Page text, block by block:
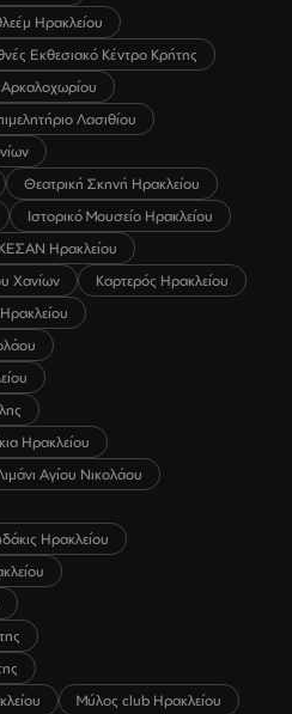
Ηρακλείου
Εκθεσιακό Κέντρο Κρήτης
Λασιθίου
Θεατρική Σκηνή Ηρακλείου
Ιστορικό Μουσείο Ηρακλείου
ΚΕΣΑΝ Ηρακλείου
Χανίων
Καρτερός Ηρακλείου
Ηρακλείου
Αγίου Νικολάου
Ηρακλείου
Μύλος club Ηρακλείου